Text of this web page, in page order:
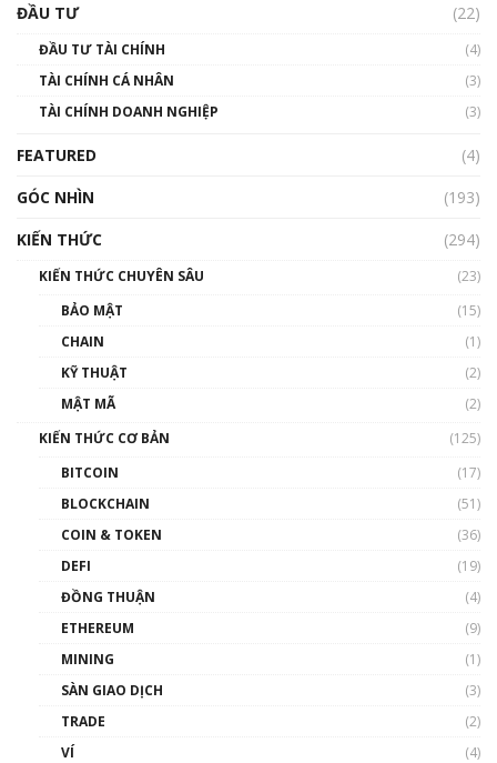
00:02:14
Nhìn lại năm 2022: Những sự kiện ảnh hưởng
đến hệ sinh thái tiền mã hoá | Phổ cập
00:43:47
như thể nào?
00:39:31
Phổ cập Blockchain
thống & Crypto qua các cuộc chiến | Phổ cập
ĐẦU TƯ
(22)
ĐẦU TƯ TÀI CHÍNH
(4)
TÀI CHÍNH CÁ NHÂN
(3)
TÀI CHÍNH DOANH NGHIỆP
(3)
FEATURED
(4)
GÓC NHÌN
(193)
KIẾN THỨC
(294)
KIẾN THỨC CHUYÊN SÂU
(23)
BẢO MẬT
(15)
CHAIN
(1)
KỸ THUẬT
(2)
MẬT MÃ
(2)
KIẾN THỨC CƠ BẢN
(125)
BITCOIN
(17)
BLOCKCHAIN
(51)
COIN & TOKEN
(36)
DEFI
(19)
ĐỒNG THUẬN
(4)
ETHEREUM
(9)
MINING
(1)
SÀN GIAO DỊCH
(3)
TRADE
(2)
VÍ
(4)